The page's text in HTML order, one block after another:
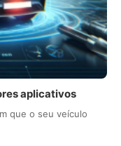
aplicativos
que o seu veículo